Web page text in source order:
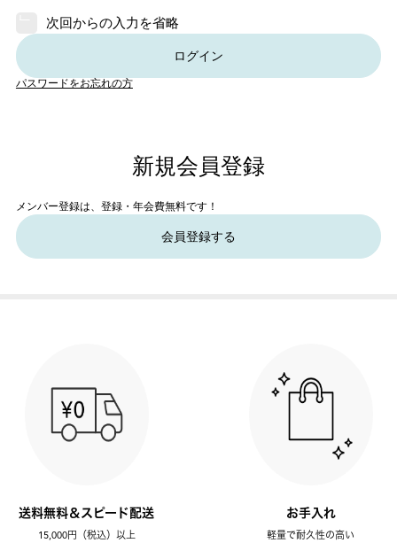
次回からの入力を省略
ログイン
パスワードをお忘れの方
新規会員登録
メンバー登録は、登録・年会費無料です！
会員登録する
送料無料＆スピード配送
15,000円（税込）以上
お手入れ
軽量で耐久性の高い